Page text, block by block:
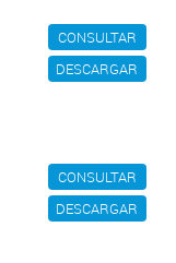
CONSULTAR
DESCARGAR
CONSULTAR
DESCARGAR